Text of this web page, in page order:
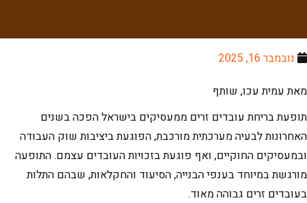
נובמבר 16, 2025
מאת עמית עכו, שותף
תופעת בריחת עובדים זרים ממעסיקים בישראל הפכה בשנים
האחרונות לבעיה מערכתית מורכבת, הפוגעת ביציבות שוק העבודה
ובמעסיקים החוקיים, ואף פוגעת בזכויות העובדים עצמם. התופעה
מורגשת במיוחד בענפי הבנייה, הסיעוד והחקלאות, שבהם התלות
בעובדים זרים גבוהה מאוד.